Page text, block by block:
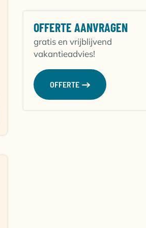
OFFERTE AANVRAGEN
gratis en vrijblijvend
vakantieadvies!
OFFERTE